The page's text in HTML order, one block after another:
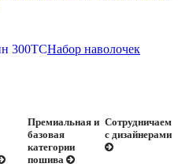
Набор наволочек
Премиальная и
базовая
категории
пошива
Сотрудничаем
с дизайнерами